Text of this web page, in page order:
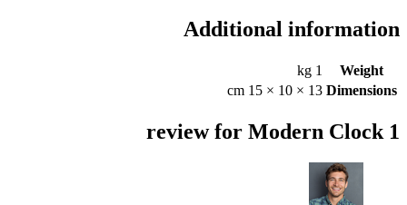
Additional information
Weight
1 kg
Dimensions
13 × 10 × 15 cm
1 review for
Modern Clock